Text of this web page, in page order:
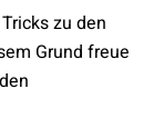
zu den
Grund freue